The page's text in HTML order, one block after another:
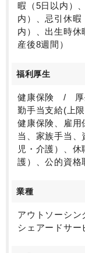
暇（5日以内）
内）、忌引休暇
内）、出生時休
産後8週間）
福利厚生
健康保険 /
勤手当支給(上
健康保険、雇用
当、家族手当
児・介護）、
護）、公的資格
業種
アウトソーシン
シェアードサー